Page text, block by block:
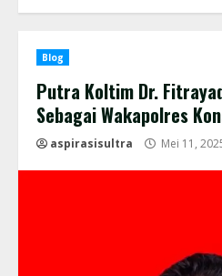
Blog
Putra Koltim Dr.
Sebagai Wakapolres
aspirasisultra Mei 11,